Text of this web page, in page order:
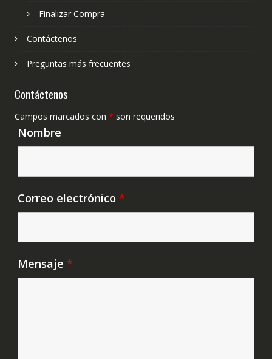
Finalizar Compra
Contáctenos
Preguntas más frecuentes
Contáctenos
Campos marcados con * son requeridos
Nombre
Correo electrónico *
Mensaje *